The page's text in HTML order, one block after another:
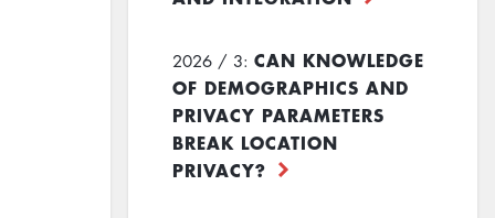
2026 / 3: CAN KNOWLEDGE
OF DEMOGRAPHICS AND
PRIVACY PARAMETERS
BREAK LOCATION
PRIVACY?